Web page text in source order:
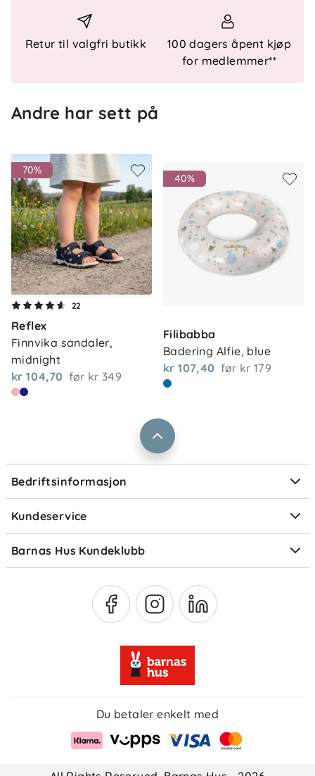
Diameter:
Retur til valgfri butikk
100 dagers åpent kjøp
for medlemmer**
Andre har sett på
70%
22
Reflex
Finnvika sandaler,
midnight
kr 104,70 før kr 349
40%
Filibabba
Badering Alfie, blue
kr 107,40 før kr 179
Bedriftsinformasjon
Om oss
Våre butikker
Vårt samfunnsansvar
Jobbe i Barnas Hus
Størrelsesguider
Kundeservice
Kontakt oss
Frakt og levering
Retur og reklamasjon
Salgsbetingelser
Ofte stilte spørsmål
Om Klarna
Barnas Hus Kundeklubb
Medlemsvilkår
Du betaler enkelt med